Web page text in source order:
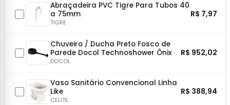
Abraçadeira PVC Tigre Para Tubos 40
a 75mm
TIGRE
R$ 7,97
Chuveiro / Ducha Preto Fosco de
Parede Docol Technoshower Ônix
DOCOL
R$ 952,02
Vaso Sanitário Convencional Linha
Like
CELITE
R$ 388,94